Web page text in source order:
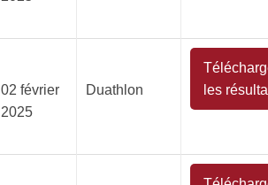
02 février
2025
Duathlon
les